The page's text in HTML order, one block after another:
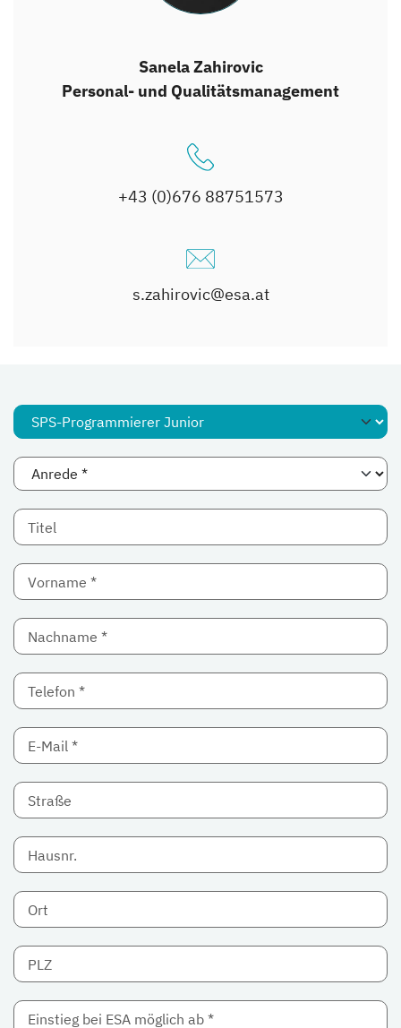
Sanela Zahirovic
Personal- und Qualitätsmanagement
+43 (0)676 88751573
s.zahirovic@esa.at